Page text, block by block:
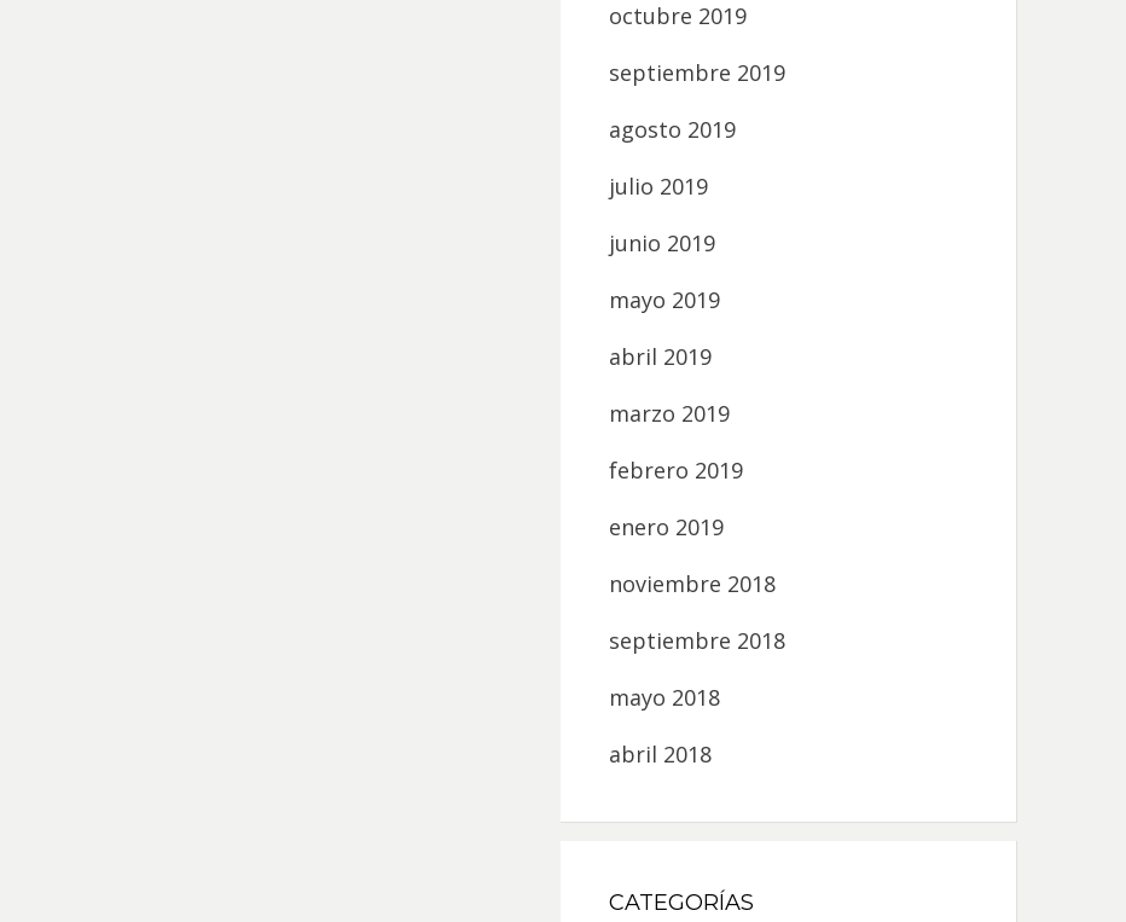
octubre 2019
septiembre 2019
agosto 2019
julio 2019
junio 2019
mayo 2019
abril 2019
marzo 2019
febrero 2019
enero 2019
noviembre 2018
septiembre 2018
mayo 2018
abril 2018
CATEGORÍAS